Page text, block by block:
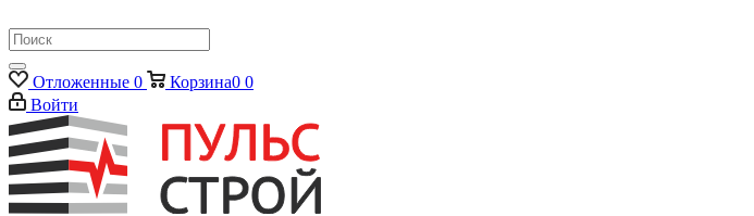
Отложенные 0 Корзина0 0
Войти